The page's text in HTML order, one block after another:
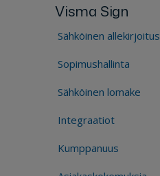
Visma Sign
Sähköinen allekirjoitus
Sopimushallinta
Sähköinen lomake
Integraatiot
Kumppanuus